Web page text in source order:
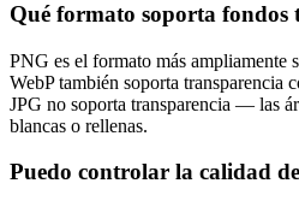
Qué formato soporta fondos
PNG es el formato más ampliamente
WebP también soporta transparencia
JPG no soporta transparencia — las
blancas o rellenas.
Puedo controlar la calidad